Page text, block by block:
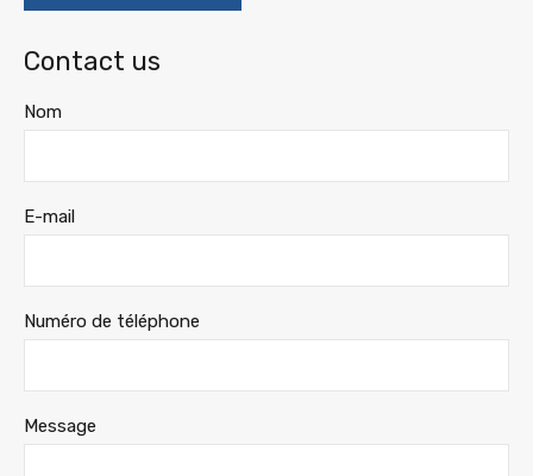
Contact us
Nom
E-mail
Numéro de téléphone
Message